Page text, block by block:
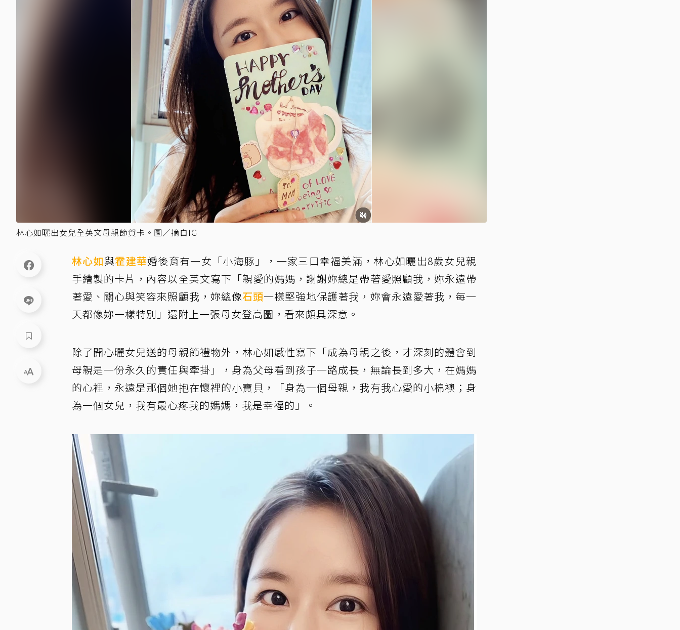
林心如曬出女兒全英文母親節賀卡。圖／摘自IG
林心如與霍建華婚後育有一女「小海豚」，一家三口幸福美滿，林心如曬出8歲女兒親
手繪製的卡片，內容以全英文寫下「親愛的媽媽，謝謝妳總是帶著愛照顧我，妳永遠帶
著愛、關心與笑容來照顧我，妳總像石頭一樣堅強地保護著我，妳會永遠愛著我，每一
天都像妳一樣特別」還附上一張母女登高圖，看來頗具深意。
除了開心曬女兒送的母親節禮物外，林心如感性寫下「成為母親之後，才深刻的體會到
母親是一份永久的責任與牽掛」，身為父母看到孩子一路成長，無論長到多大，在媽媽
的心裡，永遠是那個她抱在懷裡的小寶貝，「身為一個母親，我有我心愛的小棉襖；身
為一個女兒，我有最心疼我的媽媽，我是幸福的」。